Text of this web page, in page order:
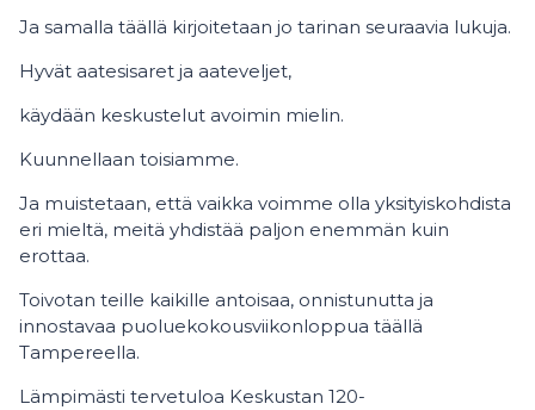
Ja samalla täällä kirjoitetaan jo tarinan seuraavia lukuja.
Hyvät aatesisaret ja aateveljet,
käydään keskustelut avoimin mielin.
Kuunnellaan toisiamme.
Ja muistetaan, että vaikka voimme olla yksityiskohdista
eri mieltä, meitä yhdistää paljon enemmän kuin
erottaa.
Toivotan teille kaikille antoisaa, onnistunutta ja
innostavaa puoluekokousviikonloppua täällä
Tampereella.
Lämpimästi tervetuloa Keskustan 120-